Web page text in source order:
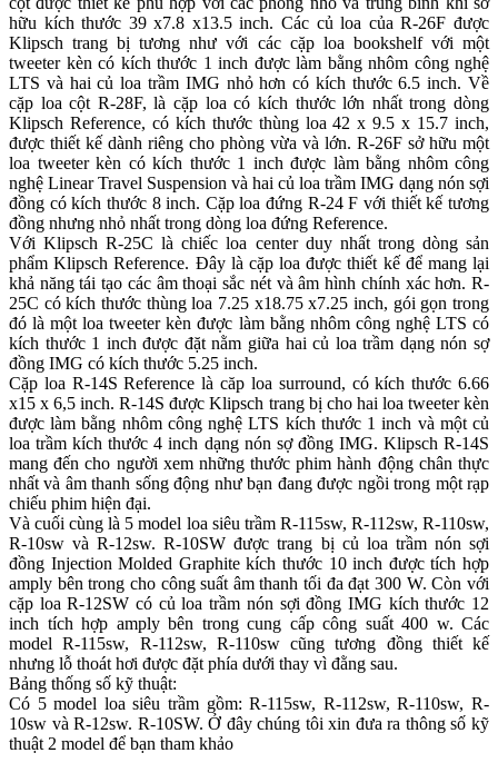
hữu kích thước 39 x7.8 x13.5 inch. Các củ loa của R-26F được
Klipsch trang bị tương như với các cặp loa bookshelf với một
tweeter kèn có kích thước 1 inch được làm bằng nhôm công nghệ
LTS và hai củ loa trầm IMG nhỏ hơn có kích thước 6.5 inch. Về
cặp loa cột R-28F, là cặp loa có kích thước lớn nhất trong dòng
Klipsch Reference, có kích thước thùng loa 42 x 9.5 x 15.7 inch,
được thiết kế dành riêng cho phòng vừa và lớn. R-26F sở hữu một
loa tweeter kèn có kích thước 1 inch được làm bằng nhôm công
nghệ Linear Travel Suspension và hai củ loa trầm IMG dạng nón sợi
đồng có kích thước 8 inch. Cặp loa đứng R-24 F với thiết kế tương
đồng nhưng nhỏ nhất trong dòng loa đứng Reference.
Với Klipsch R-25C là chiếc loa center duy nhất trong dòng sản
phẩm Klipsch Reference. Đây là cặp loa được thiết kế để mang lại
khả năng tái tạo các âm thoại sắc nét và âm hình chính xác hơn. R-
25C có kích thước thùng loa 7.25 x18.75 x7.25 inch, gói gọn trong
đó là một loa tweeter kèn được làm bằng nhôm công nghệ LTS có
kích thước 1 inch được đặt nằm giữa hai củ loa trầm dạng nón sợ
đồng IMG có kích thước 5.25 inch.
Cặp loa R-14S Reference là căp loa surround, có kích thước 6.66
x15 x 6,5 inch. R-14S được Klipsch trang bị cho hai loa tweeter kèn
được làm bằng nhôm công nghệ LTS kích thước 1 inch và một củ
loa trầm kích thước 4 inch dạng nón sợ đồng IMG. Klipsch R-14S
mang đến cho người xem những thước phim hành động chân thực
nhất và âm thanh sống động như bạn đang được ngồi trong một rạp
chiếu phim hiện đại.
Và cuối cùng là 5 model loa siêu trầm R-115sw, R-112sw, R-110sw,
R-10sw và R-12sw. R-10SW được trang bị củ loa trầm nón sợi
đồng Injection Molded Graphite kích thước 10 inch được tích hợp
amply bên trong cho công suất âm thanh tối đa đạt 300 W. Còn với
cặp loa R-12SW có củ loa trầm nón sợi đồng IMG kích thước 12
inch tích hợp amply bên trong cung cấp công suất 400 w. Các
model R-115sw, R-112sw, R-110sw cũng tương đồng thiết kế
nhưng lỗ thoát hơi được đặt phía dưới thay vì đằng sau.
Bảng thống số kỹ thuật:
Có 5 model loa siêu trầm gồm: R-115sw, R-112sw, R-110sw, R-
10sw và R-12sw. R-10SW. Ở đây chúng tôi xin đưa ra thông số kỹ
thuật 2 model để bạn tham khảo